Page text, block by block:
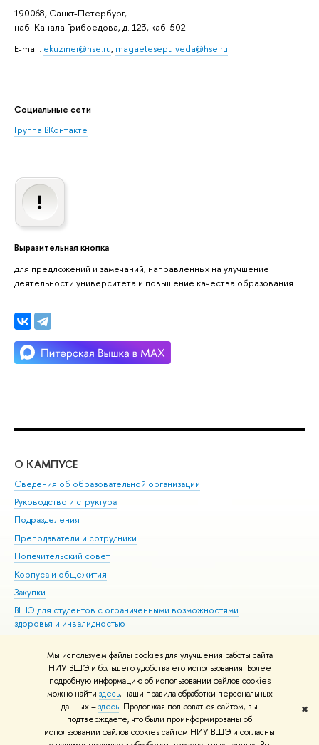
Мы используем файлы cookies для улучшения работы сайта
НИУ ВШЭ и большего удобства его использования. Более
подробную информацию об использовании файлов cookies
можно найти здесь, наши правила обработки персональных
данных –здесь. Продолжая пользоваться сайтом, вы
подтверждаете, что были проинформированы об
использовании файлов cookies сайтом НИУ ВШЭ и согласны
✖
190068, Санкт-Петербург,
наб. Канала Грибоедова, д. 123, каб. 502
E-mail: ekuziner@hse.ru, magaetesepulveda@hse.ru
Социальные сети
Группа ВКонтакте
Выразительная кнопка
для предложений и замечаний, направленных на улучшение
деятельности университета и повышение качества образования
О КАМПУСЕ
Сведения об образовательной организации
Руководство и структура
Подразделения
Преподаватели и сотрудники
Попечительский совет
Корпуса и общежития
Закупки
ВШЭ для студентов с ограниченными возможностями
здоровья и инвалидностью
Единая платежная страница
© НИУ ВШЭ 1993–2026 Адреса и контакты Условия использования